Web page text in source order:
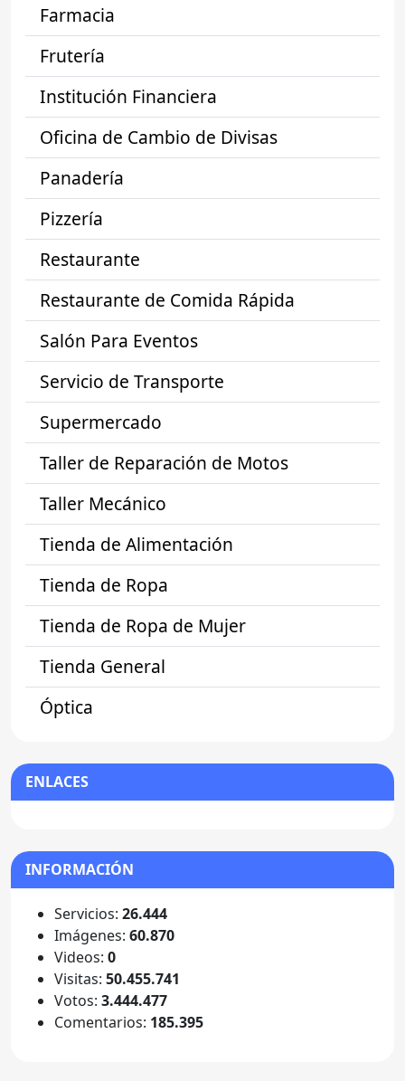
Farmacia
Frutería
Institución Financiera
Oficina de Cambio de Divisas
Panadería
Pizzería
Restaurante
Restaurante de Comida Rápida
Salón Para Eventos
Servicio de Transporte
Supermercado
Taller de Reparación de Motos
Taller Mecánico
Tienda de Alimentación
Tienda de Ropa
Tienda de Ropa de Mujer
Tienda General
Óptica
ENLACES
INFORMACIÓN
Servicios: 26.444
Imágenes: 60.870
Videos: 0
Visitas: 50.455.741
Votos: 3.444.477
Comentarios: 185.395